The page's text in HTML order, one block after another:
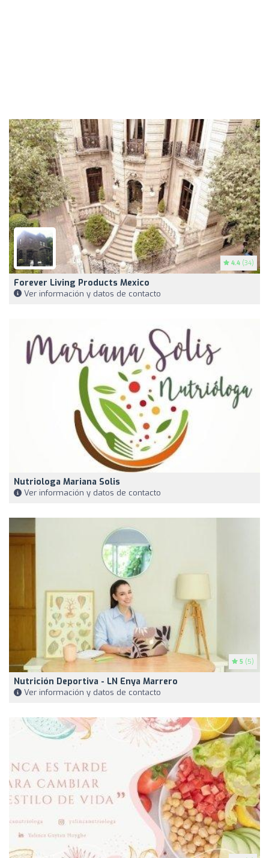
4.4 (34)
Forever Living Products Mexico
Ver información y datos de contacto
Nutriologa Mariana Solis
Ver información y datos de contacto
5 (5)
Nutrición Deportiva - LN Enya Marrero
Ver información y datos de contacto